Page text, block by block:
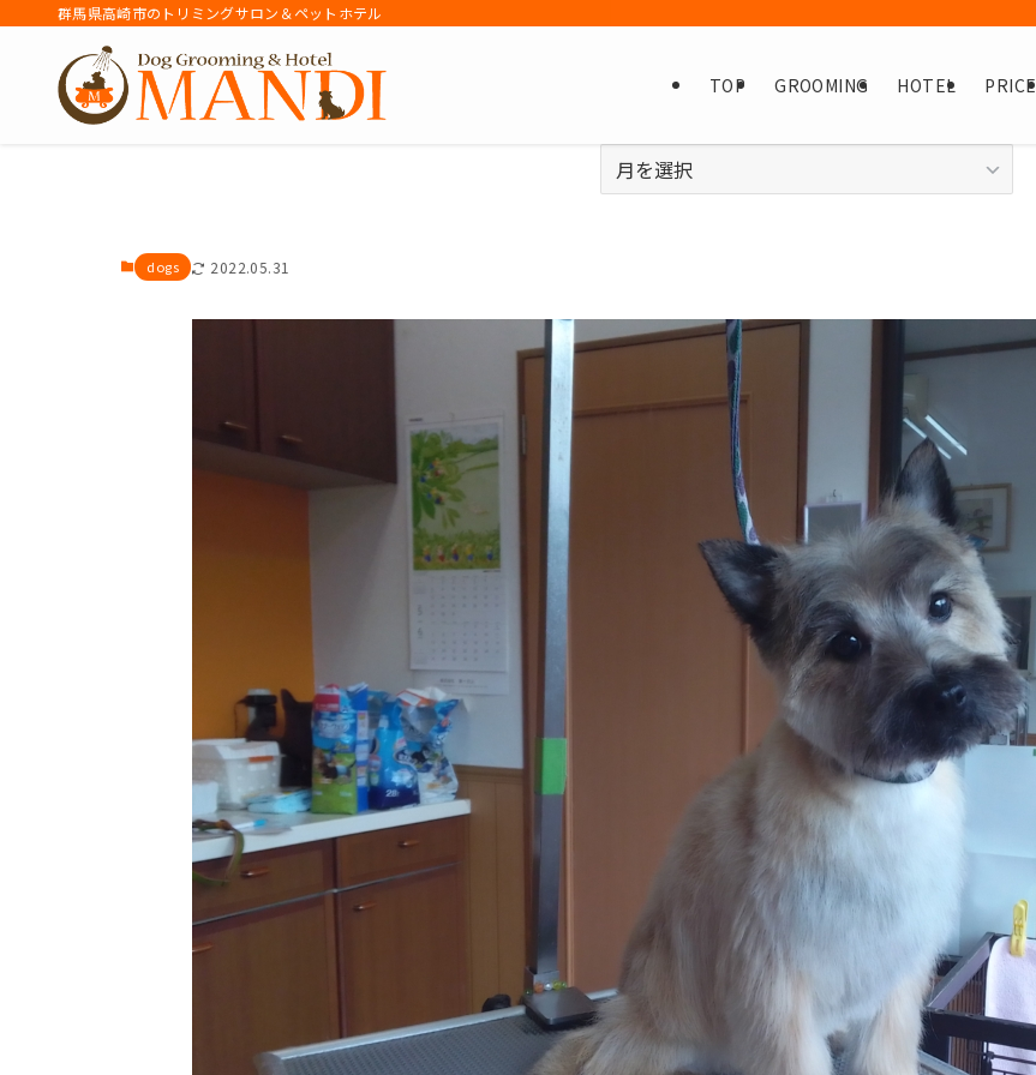
群馬県高崎市のトリミングサロン＆ペットホテル
TOP GROOMING HOTEL PRICE
dogs 2022.05.31